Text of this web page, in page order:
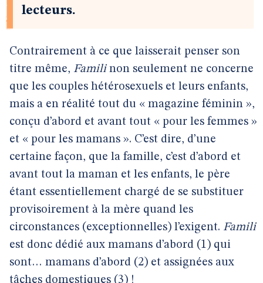
lecteurs.
Contrairement à ce que laisserait penser son
titre même, Familinon seulement ne concerne
que les couples hétérosexuels et leurs enfants,
mais a en réalité tout du « magazine féminin »,
conçu d’abord et avant tout « pour les femmes »
et « pour les mamans ». C’est dire, d’une
certaine façon, que la famille, c’est d’abord et
avant tout la maman et les enfants, le père
étant essentiellement chargé de se substituer
provisoirement à la mère quand les
circonstances (exceptionnelles) l’exigent. Famili
est donc dédié aux mamans d’abord (1) qui
sont… mamans d’abord (2) et assignées aux
tâches domestiques (3) !